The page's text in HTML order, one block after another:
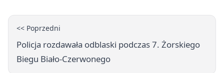
<< Poprzedni
Policja rozdawała odblaski podczas 7. Żorskiego
Biegu Biało-Czerwonego